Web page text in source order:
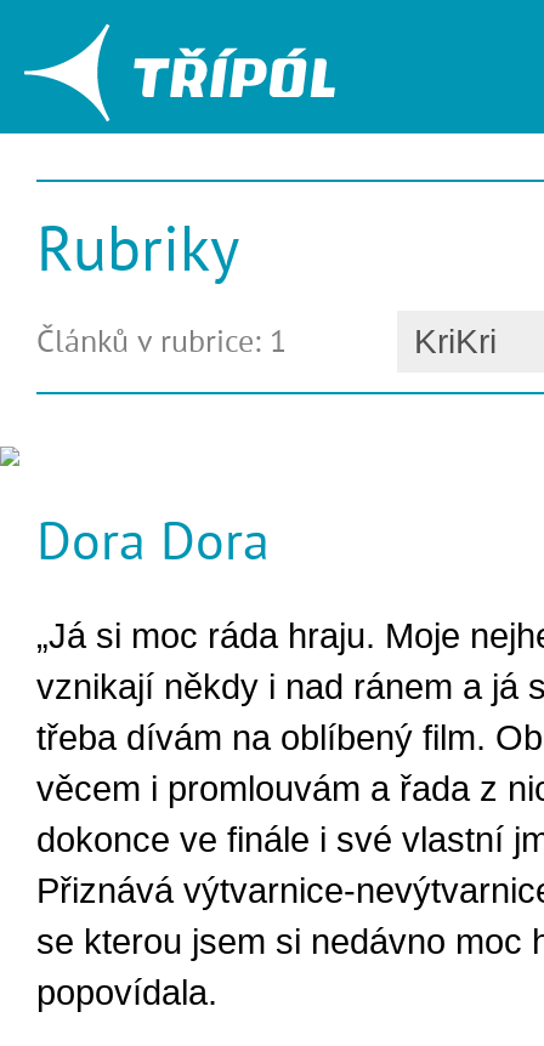
Rubriky
Článků v rubrice: 1
Dora Dora
„Já si moc ráda hraju. Moje
vznikají někdy i nad ránem a já
třeba dívám na oblíbený film.
věcem i promlouvám a řada z
dokonce ve finále i své vlastní
Přiznává výtvarnice-
se kterou jsem si nedávno moc
popovídala.